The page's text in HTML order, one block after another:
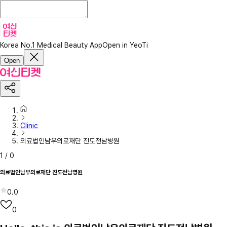
Korea No.1 Medical Beauty AppOpen in YeoTi
Open
Clinic
의료법인남우의료재단 진도전남병원
1 / 0
의료법인남우의료재단 진도전남병원
0.0
0